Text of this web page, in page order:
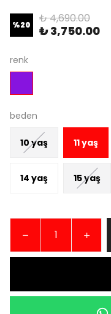
%20 ₺ 4,690.00
₺ 3,750.00
renk
beden
10 yaş 11 yaş
14 yaş 15 yaş